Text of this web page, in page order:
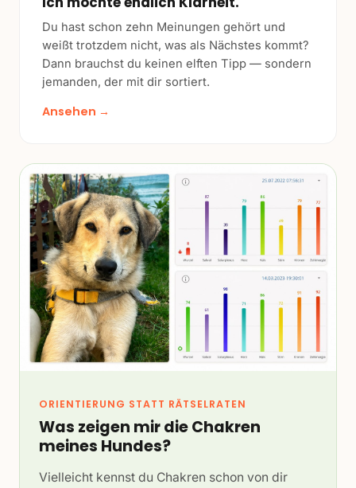
Du hast schon zehn Meinungen gehört und
weißt trotzdem nicht, was als Nächstes kommt?
Dann brauchst du keinen elften Tipp — sondern
jemanden, der mit dir sortiert.
Ansehen →
ORIENTIERUNG STATT RÄTSELRATEN
Was zeigen mir die Chakren
meines Hundes?
Vielleicht kennst du Chakren schon von dir